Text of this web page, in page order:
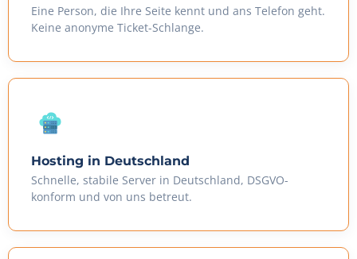
Eine Person, die Ihre Seite kennt und ans Telefon geht.
Keine anonyme Ticket-Schlange.
Hosting in Deutschland
Schnelle, stabile Server in Deutschland, DSGVO-
konform und von uns betreut.